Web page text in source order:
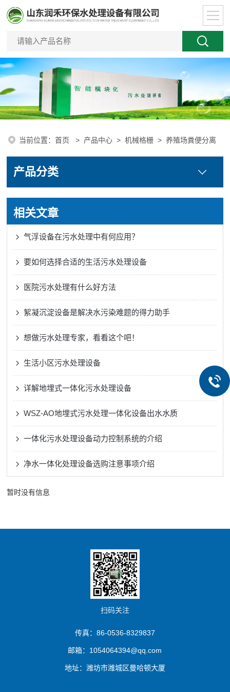
当前位置：首页 > 产品中心 >机械格栅 >养殖场粪便分离
产品分类
相关文章
气浮设备在污水处理中有何应用？
要如何选择合适的生活污水处理设备
医院污水处理有什么好方法
絮凝沉淀设备是解决水污染难题的得力助手
想做污水处理专家，看看这个吧！
生活小区污水处理设备
详解地埋式一体化污水处理设备
WSZ-AO地埋式污水处理一体化设备出水水质
一体化污水处理设备动力控制系统的介绍
净水一体化处理设备选购注意事项介绍
暂时没有信息
扫码关注
传真：86-0536-8329837
邮箱：1054064394@qq.com
地址：潍坊市潍城区曼哈顿大厦